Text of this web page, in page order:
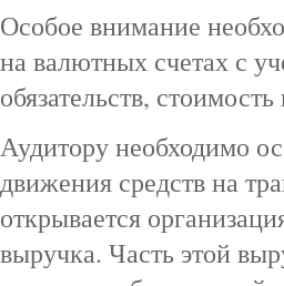
Особое внимание
на валютных счетах с
обязательств,
Аудитору необходимо
движения средств на
открывается
выручка. Часть этой